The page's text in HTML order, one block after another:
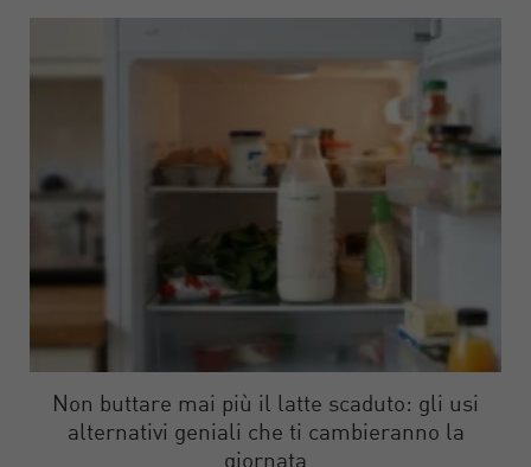
Non buttare mai più il latte scaduto: gli usi
alternativi geniali che ti cambieranno la
giornata